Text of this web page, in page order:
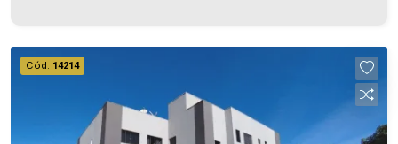
em nosso site. Aproveite essa oportunidade,
agende uma visita! Imobiliária Ativa | Sinta-se em
verdadeiras, todavia, reservamo-nos o direito de
Cód. 14214